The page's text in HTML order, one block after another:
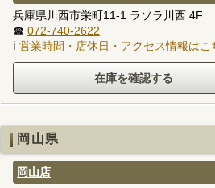
兵庫県川西市栄町11-1 ラソラ川西 4F
☎ 072-740-2622
ℹ 営業時間・店休日・アクセス情報はこ
岡山県
岡山店